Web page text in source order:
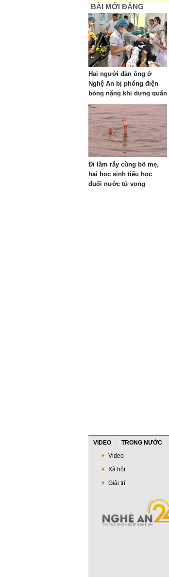
BÀI MỚI ĐĂNG
Hai người đàn ông ở
Nghệ An bị phóng điện
bỏng nặng khi dựng quán
cà phê
Đi làm rẫy cùng bố mẹ,
hai học sinh tiểu học
đuối nước tử vong
VIDEO TRONG NƯỚC
Video
Xã hội
Giải trí